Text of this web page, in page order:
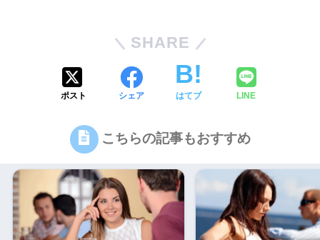
SHARE
ポスト シェア はてブ LINE
こちらの記事もおすすめ